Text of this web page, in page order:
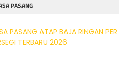
PASANG
PASANG ATAP BAJA RINGAN PER
TERBARU 2026